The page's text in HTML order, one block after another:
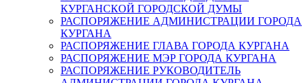
КУРГАНСКОЙ ГОРОДСКОЙ ДУМЫ
РАСПОРЯЖЕНИЕ АДМИНИСТРАЦИИ ГОРОДА
КУРГАНА
РАСПОРЯЖЕНИЕ ГЛАВА ГОРОДА КУРГАНА
РАСПОРЯЖЕНИЕ МЭР ГОРОДА КУРГАНА
РАСПОРЯЖЕНИЕ РУКОВОДИТЕЛЬ